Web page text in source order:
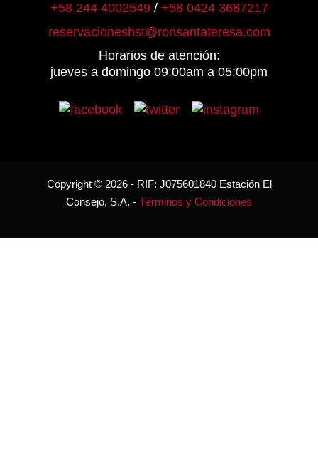
+58 244 4002549/ +58 0424 3687217
reservacioneshst@ronsantateresa.com
Horarios de atención:
jueves a domingo 09:00am a 05:00pm
Copyright © 2026 - RIF: J075601840 Estación El
Consejo, S.A. - Términos y Condiciones